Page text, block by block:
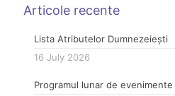
Articole recente
Lista Atributelor Dumnezeiești
16 July 2026
Programul lunar de